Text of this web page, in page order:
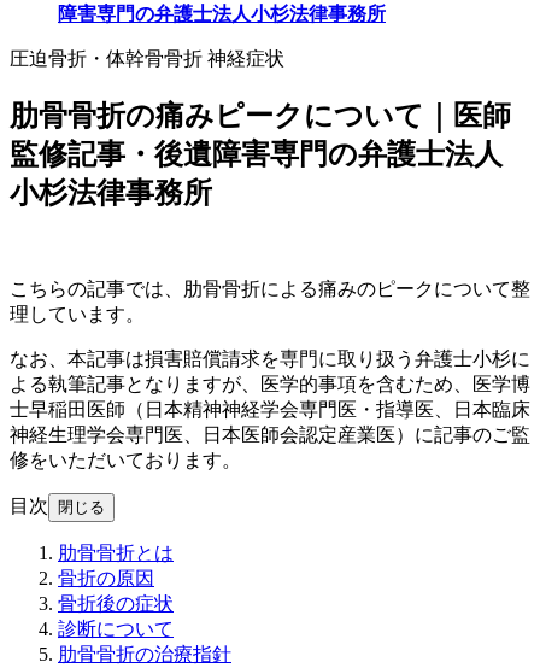
障害専門の弁護士法人小杉法律事務所
圧迫骨折・体幹骨骨折 神経症状
肋骨骨折の痛みピークについて｜医師
監修記事・後遺障害専門の弁護士法人
小杉法律事務所
こちらの記事では、肋骨骨折による痛みのピークについて整
理しています。
なお、本記事は損害賠償請求を専門に取り扱う弁護士小杉に
よる執筆記事となりますが、医学的事項を含むため、医学博
士早稲田医師（日本精神神経学会専門医・指導医、日本臨床
神経生理学会専門医、日本医師会認定産業医）に記事のご監
修をいただいております。
目次 閉じる
肋骨骨折とは
骨折の原因
骨折後の症状
診断について
肋骨骨折の治療指針